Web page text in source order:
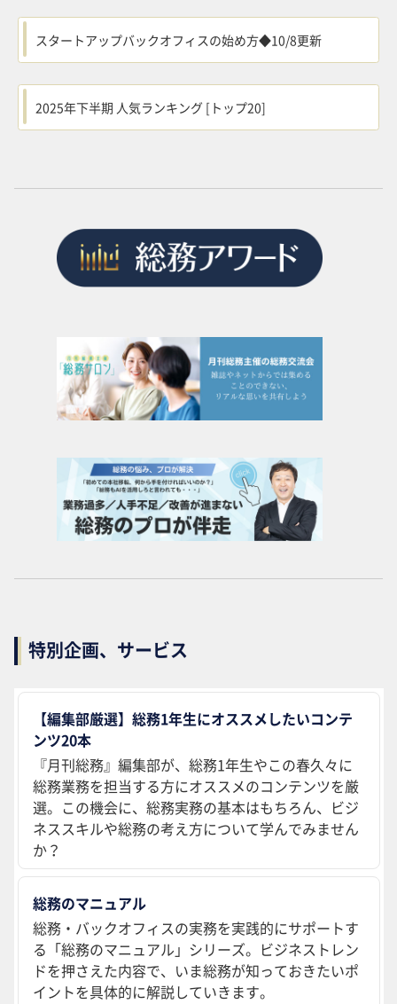
スタートアップバックオフィスの始め方◆10/8更新
2025年下半期 人気ランキング [トップ20]
特別企画、サービス
【編集部厳選】総務1年生にオススメしたいコンテ
ンツ20本
『月刊総務』編集部が、総務1年生やこの春久々に
総務業務を担当する方にオススメのコンテンツを厳
選。この機会に、総務実務の基本はもちろん、ビジ
ネススキルや総務の考え方について学んでみません
か？
総務のマニュアル
総務・バックオフィスの実務を実践的にサポートす
る「総務のマニュアル」シリーズ。ビジネストレン
ドを押さえた内容で、いま総務が知っておきたいポ
イントを具体的に解説していきます。